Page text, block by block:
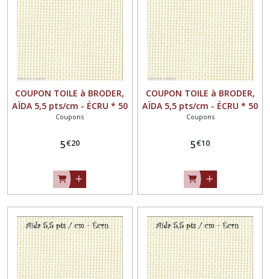
COUPON TOILE à BRODER,
AÏDA 5,5 pts/cm - ÉCRU * 50
x 58 cm *
Coupons
5€20
COUPON TOILE à BRODER,
AÏDA 5,5 pts/cm - ÉCRU * 50
x 57 cm *
Coupons
5€10